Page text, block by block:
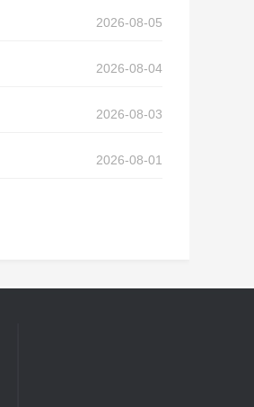
2026-08-05
2026-08-04
2026-08-03
2026-08-01